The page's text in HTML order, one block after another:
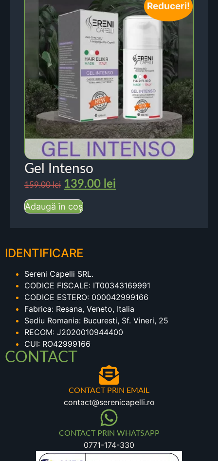
Reduceri!
Gel Intenso
159.00lei 139.00 lei
Adaugă în coș
IDENTIFICARE
Sereni Capelli SRL.
CODICE FISCALE: IT00343169991
CODICE ESTERO: 000042999166
Fabrica: Resana, Veneto, Italia
Sediu Romania: Bucuresti, Sf. Vineri, 25
RECOM: J2020010944400
CUI: RO42999166
CONTACT
CONTACT PRIN EMAIL
contact@serenicapelli.ro
CONTACT PRIN WHATSAPP
0771-174-330